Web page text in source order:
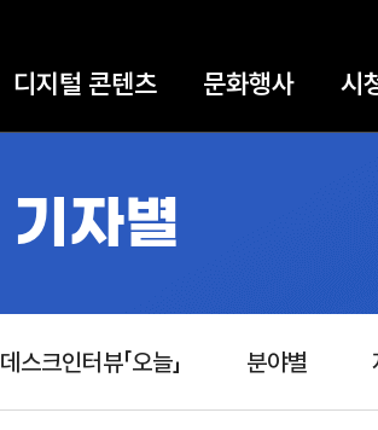
디지털 콘텐츠 문화행사 시
기자별
데스크인터뷰「오늘」 분야별